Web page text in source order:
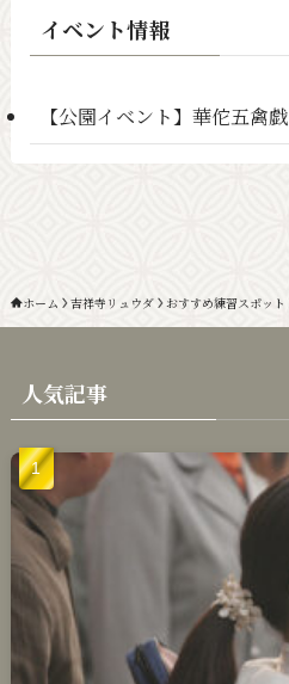
イベント情報
【公園イベント】華佗五禽戯
ホーム 吉祥寺リュウダ おすすめ練習スポット
人気記事